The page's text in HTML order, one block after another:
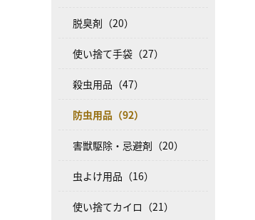
脱臭剤（20）
使い捨て手袋（27）
殺虫用品（47）
防虫用品（92）
害獣駆除・忌避剤（20）
虫よけ用品（16）
使い捨てカイロ（21）